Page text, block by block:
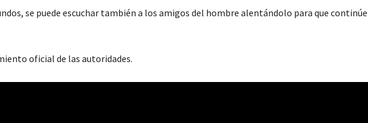
se puede escuchar también a los amigos del hombre alentándolo para que continúe
oficial de las autoridades.